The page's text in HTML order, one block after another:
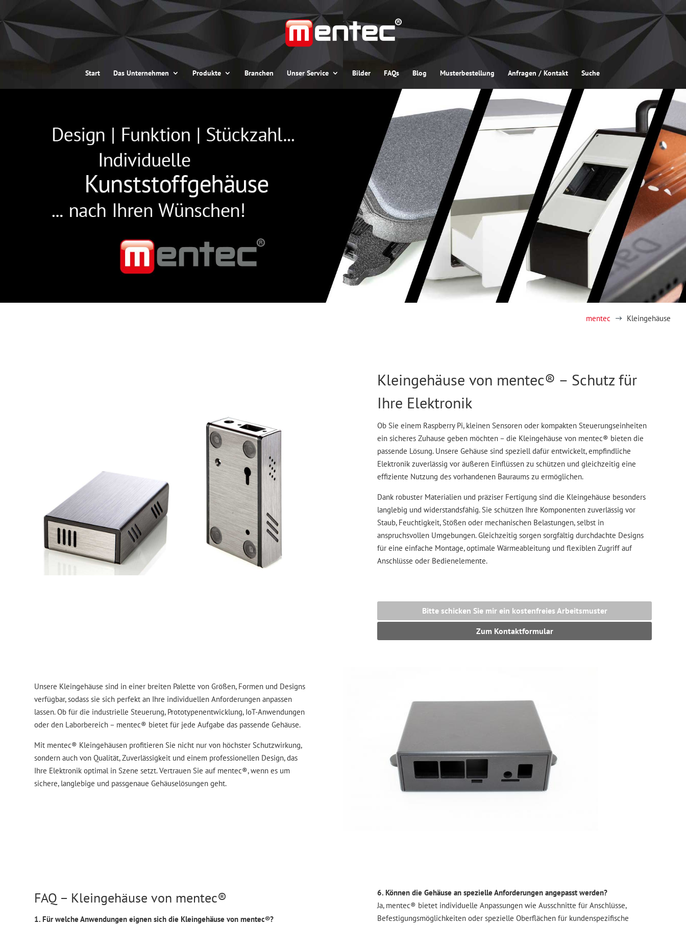
Start Das Unternehmen Produkte Branchen Unser Service Bilder FAQs Blog Musterbestellung Anfragen / Kontakt Suche
mentec $ Kleingehäuse
Kleingehäuse von mentec® – Schutz für
Ihre Elektronik
Ob Sie einem Raspberry Pi, kleinen Sensoren oder kompakten Steuerungseinheiten
ein sicheres Zuhause geben möchten – die Kleingehäuse von mentec® bieten die
passende Lösung. Unsere Gehäuse sind speziell dafür entwickelt, empfindliche
Elektronik zuverlässig vor äußeren Einflüssen zu schützen und gleichzeitig eine
effiziente Nutzung des vorhandenen Bauraums zu ermöglichen.
Dank robuster Materialien und präziser Fertigung sind die Kleingehäuse besonders
langlebig und widerstandsfähig. Sie schützen Ihre Komponenten zuverlässig vor
Staub, Feuchtigkeit, Stößen oder mechanischen Belastungen, selbst in
anspruchsvollen Umgebungen. Gleichzeitig sorgen sorgfältig durchdachte Designs
für eine einfache Montage, optimale Wärmeableitung und flexiblen Zugriff auf
Anschlüsse oder Bedienelemente.
Bitte schicken Sie mir ein kostenfreies Arbeitsmuster
Zum Kontaktformular
Unsere Kleingehäuse sind in einer breiten Palette von Größen, Formen und Designs
verfügbar, sodass sie sich perfekt an Ihre individuellen Anforderungen anpassen
lassen. Ob für die industrielle Steuerung, Prototypenentwicklung, IoT-Anwendungen
oder den Laborbereich – mentec® bietet für jede Aufgabe das passende Gehäuse.
Mit mentec® Kleingehäusen profitieren Sie nicht nur von höchster Schutzwirkung,
sondern auch von Qualität, Zuverlässigkeit und einem professionellen Design, das
Ihre Elektronik optimal in Szene setzt. Vertrauen Sie auf mentec®, wenn es um
sichere, langlebige und passgenaue Gehäuselösungen geht.
FAQ – Kleingehäuse von mentec®
1. Für welche Anwendungen eignen sich die Kleingehäuse von mentec®?
6. Können die Gehäuse an spezielle Anforderungen angepasst werden?
Ja, mentec® bietet individuelle Anpassungen wie Ausschnitte für Anschlüsse,
Befestigungsmöglichkeiten oder spezielle Oberflächen für kundenspezifische